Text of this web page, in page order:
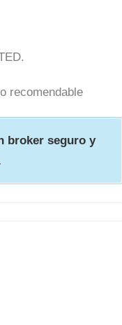
recomendable
broker seguro y